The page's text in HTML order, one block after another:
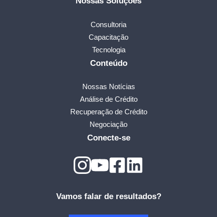
Consultoria
Capacitação
Tecnologia
Conteúdo
Nossas Notícias
Análise de Crédito
Recuperação de Crédito
Negociação
Conecte-se
Vamos falar de resultados?